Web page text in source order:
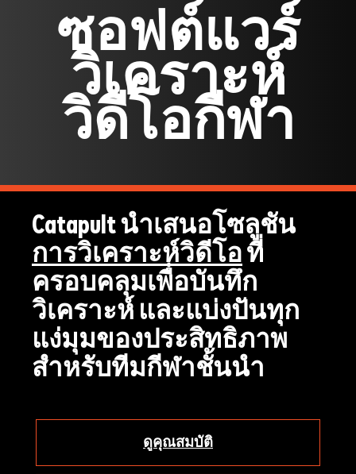
ซอฟต์แวร์
วิเคราะห์
วิดีโอกีฬา
Catapult นำเสนอโซลูชัน
การวิเคราะห์วิดีโอ ที่
ครอบคลุมเพื่อบันทึก
วิเคราะห์ และแบ่งปันทุก
แง่มุมของประสิทธิภาพ
สำหรับทีมกีฬาชั้นนำ
ดูคุณสมบัติ